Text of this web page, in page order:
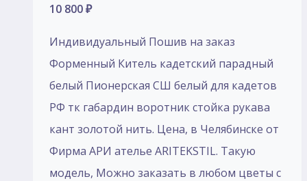
10 800₽
Индивидуальный Пошив на заказ
Форменный Китель кадетский парадный
белый Пионерская СШ белый для кадетов
РФ тк габардин воротник стойка рукава
кант золотой нить. Цена, в Челябинске от
Фирма АРИ ателье ARITEKSTIL. Такую
модель, Mожно заказать в любом цветы с